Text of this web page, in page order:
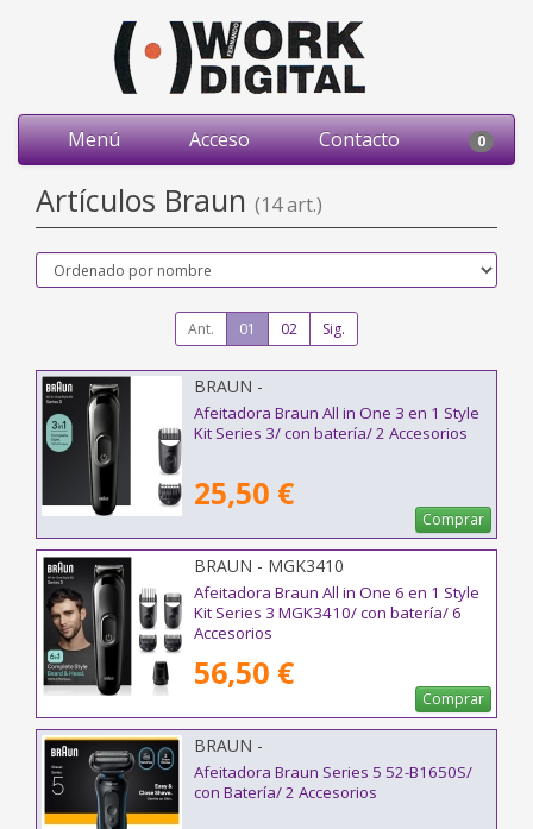
Menú Acceso Contacto 0
Artículos Braun (14 art.)
Ant. 01 02 Sig.
BRAUN -
Afeitadora Braun All in One 3 en 1 Style
Kit Series 3/ con batería/ 2 Accesorios
25,50 €
Comprar
BRAUN - MGK3410
Afeitadora Braun All in One 6 en 1 Style
Kit Series 3 MGK3410/ con batería/ 6
Accesorios
56,50 €
Comprar
BRAUN -
Afeitadora Braun Series 5 52-B1650S/
con Batería/ 2 Accesorios